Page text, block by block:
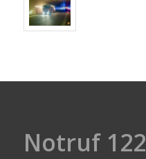
Notruf 122